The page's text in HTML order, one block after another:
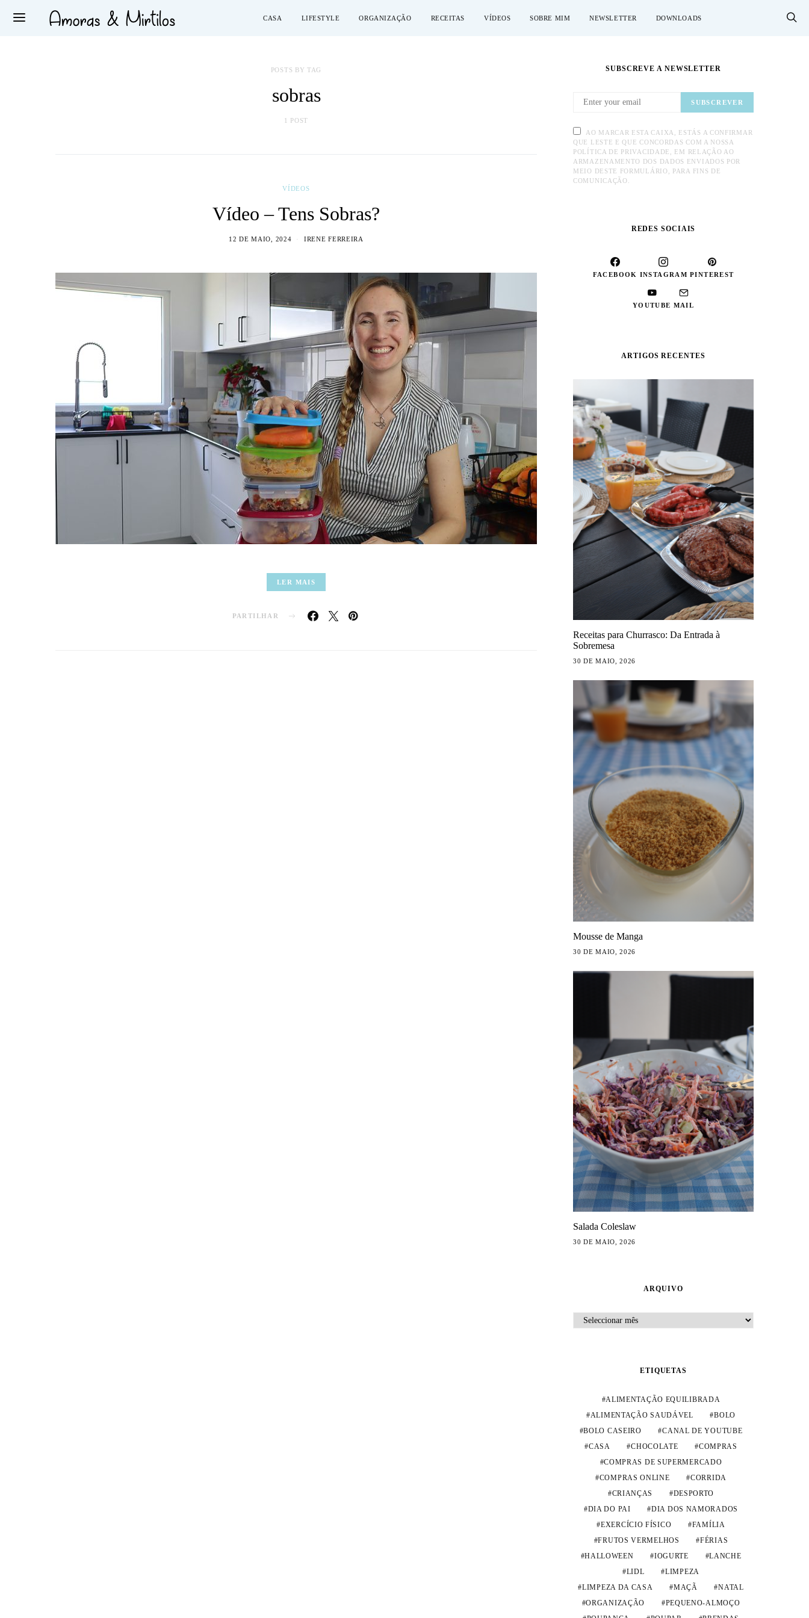
CASA LIFESTYLE ORGANIZAÇÃO RECEITAS VÍDEOS SOBRE MIM NEWSLETTER DOWNLOADS
POSTS BY TAG
sobras
1 POST
VÍDEOS
Vídeo – Tens Sobras?
12 DE MAIO, 2024 IRENE FERREIRA
LER MAIS
PARTILHAR
SUBSCREVE A NEWSLETTER
SUBSCREVER
AO MARCAR ESTA CAIXA, ESTÁS A CONFIRMAR
QUE LESTE E QUE CONCORDAS COM A NOSSA
POLÍTICA DE PRIVACIDADE, EM RELAÇÃO AO
ARMAZENAMENTO DOS DADOS ENVIADOS POR
MEIO DESTE FORMULÁRIO, PARA FINS DE
COMUNICAÇÃO.
REDES SOCIAIS
FACEBOOK INSTAGRAM PINTEREST
YOUTUBE MAIL
ARTIGOS RECENTES
Receitas para Churrasco: Da Entrada à
Sobremesa
30 DE MAIO, 2026
Mousse de Manga
30 DE MAIO, 2026
Salada Coleslaw
30 DE MAIO, 2026
ARQUIVO
ARQUIVO
ETIQUETAS
ALIMENTAÇÃO EQUILIBRADA
ALIMENTAÇÃO SAUDÁVEL
BOLO
BOLO CASEIRO
CANAL DE YOUTUBE
CASA
CHOCOLATE
COMPRAS
COMPRAS DE SUPERMERCADO
COMPRAS ONLINE
CORRIDA
CRIANÇAS
DESPORTO
DIA DO PAI
DIA DOS NAMORADOS
EXERCÍCIO FÍSICO
FAMÍLIA
FRUTOS VERMELHOS
FÉRIAS
HALLOWEEN
IOGURTE
LANCHE
LIDL
LIMPEZA
LIMPEZA DA CASA
MAÇÃ
NATAL
ORGANIZAÇÃO
PEQUENO-ALMOÇO